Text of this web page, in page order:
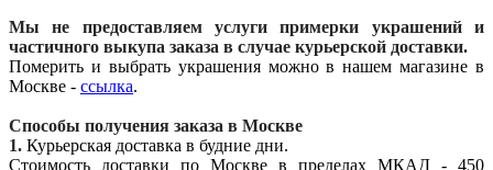
Мы не предоставляем услуги примерки украшений и
частичного выкупа заказа в случае курьерской доставки.
Померить и выбрать украшения можно в нашем магазине в
Москве - ссылка.
Способы получения заказа в Москве
1. Курьерская доставка в будние дни.
Стоимость доставки по Москве в пределах МКАД - 450